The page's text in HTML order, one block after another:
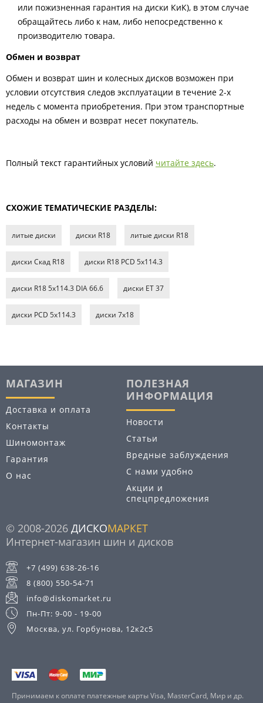
или пожизненная гарантия на диски КиК), в этом случае
обращайтесь либо к нам, либо непосредственно к
производителю товара.
Обмен и возврат
Обмен и возврат шин и колесных дисков возможен при
условии отсутствия следов эксплуатации в течение 2-х
недель с момента приобретения. При этом транспортные
расходы на обмен и возврат несет покупатель.
Полный текст гарантийных условий читайте здесь.
СХОЖИЕ ТЕМАТИЧЕСКИЕ РАЗДЕЛЫ:
литые диски диски R18 литые диски R18
диски Скад R18 диски R18 PCD 5x114.3
диски R18 5x114.3 DIA 66.6 диски ET 37
диски PCD 5x114.3 диски 7х18
МАГАЗИН
Доставка и оплата
Контакты
Шиномонтаж
Гарантия
О нас
ПОЛЕЗНАЯ
ИНФОРМАЦИЯ
Новости
Статьи
Вредные заблуждения
С нами удобно
Акции и
спецпредложения
© 2008-2026 ДИСКОМАРКЕТ
Интернет-магазин шин и дисков
+7 (499) 638-26-16
8 (800) 550-54-71
info@diskomarket.ru
Пн-Пт: 9-00 - 19-00
Москва, ул. Горбунова, 12к2с5
Принимаем к оплате платежные карты Visa, MasterCard, Мир и др.